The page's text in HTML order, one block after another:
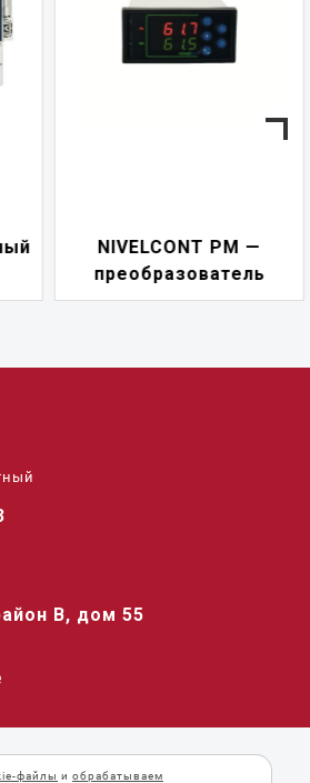
—
переключатель
В, дом 55
файлы и обрабатываем